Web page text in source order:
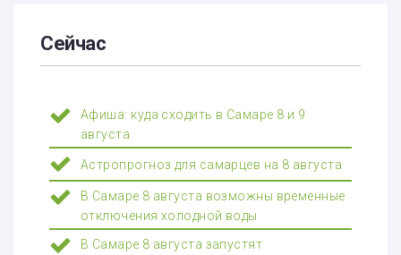
Сейчас
Афиша: куда сходить в Самаре 8 и 9
августа
Астропрогноз для самарцев на 8 августа
В Самаре 8 августа возможны временные
отключения холодной воды
В Самаре 8 августа запустят